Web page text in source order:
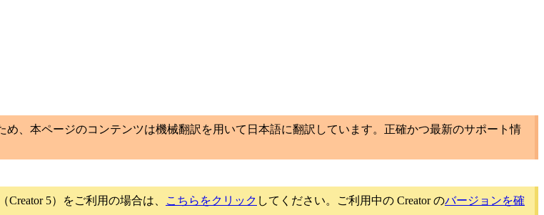
、本ページのコンテンツは機械翻訳を用いて日本語に翻訳しています。正確かつ最新のサポート情
5）をご利用の場合は、 こちらをクリック してください。ご利用中の Creator のバージョンを確